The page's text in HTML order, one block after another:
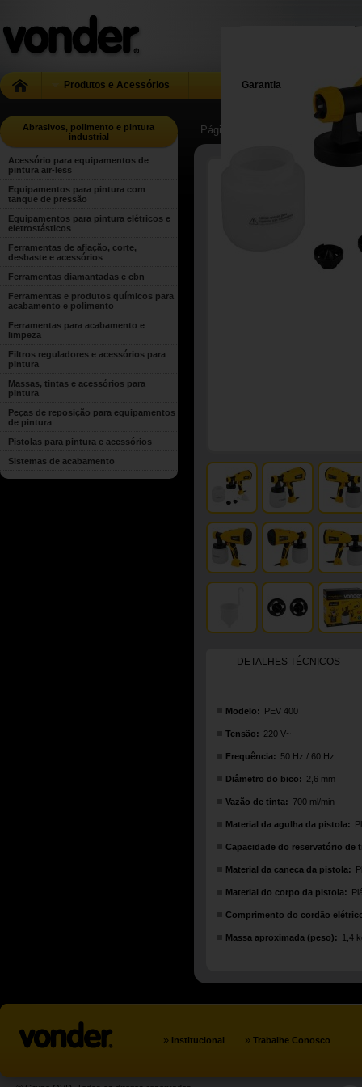
Produtos e Acessórios Garantia
Abrasivos, polimento e pintura
industrial
Acessório para equipamentos de
pintura air-less
Equipamentos para pintura com
tanque de pressão
Equipamentos para pintura elétricos e
eletrostásticos
Ferramentas de afiação, corte,
desbaste e acessórios
Ferramentas diamantadas e cbn
Ferramentas e produtos químicos para
acabamento e polimento
Ferramentas para acabamento e
limpeza
Filtros reguladores e acessórios para
pintura
Massas, tintas e acessórios para
pintura
Peças de reposição para equipamentos
de pintura
Pistolas para pintura e acessórios
Sistemas de acabamento
Página Inicial | Abrasivos,
DETALHES TÉCNICOS
Modelo: PEV 400
Tensão: 220 V~
Frequência: 50 Hz / 60 Hz
Diâmetro do bico: 2,6 mm
Vazão de tinta: 700 ml/min
Material da agulha da pistola:
Capacidade do reservatório de
Material da caneca da pistola:
Material do corpo da pistola:
Comprimento do cordão
Massa aproximada (peso): 1,4
» Institucional » Trabalhe Conosco